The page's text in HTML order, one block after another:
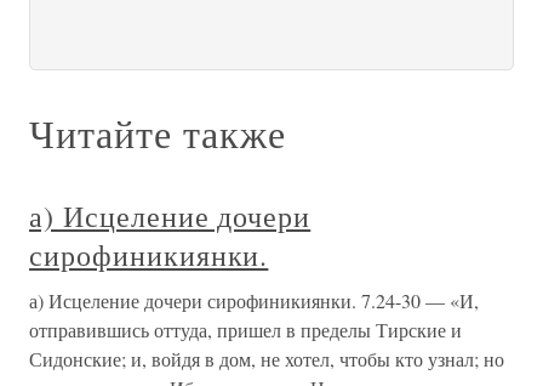
Читайте также
а) Исцеление дочери
сирофиникиянки.
а) Исцеление дочери сирофиникиянки. 7.24-30 — «И,
отправившись оттуда, пришел в пределы Тирские и
Сидонские; и, войдя в дом, не хотел, чтобы кто узнал; но